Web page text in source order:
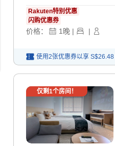
Rakuten特别优惠
闪购优惠券
价格： 1晚 | |
使用2张优惠券以享 S$26.48
仅剩1个房间！